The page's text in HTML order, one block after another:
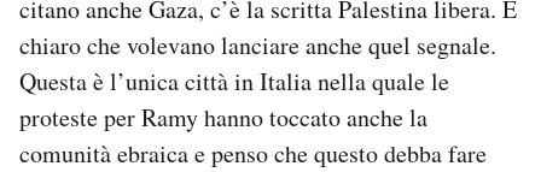
citano anche Gaza, c’è la scritta Palestina libera. È
chiaro che volevano lanciare anche quel segnale.
Questa è l’unica città in Italia nella quale le
proteste per Ramy hanno toccato anche la
comunità ebraica e penso che questo debba fare